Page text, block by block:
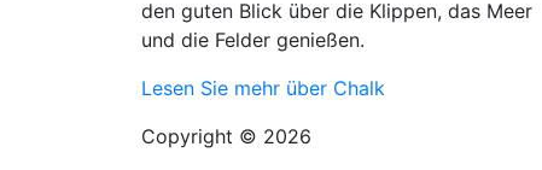
den guten Blick über die Klippen, das Meer
und die Felder genießen.
Lesen Sie mehr über Chalk
Copyright © 2026